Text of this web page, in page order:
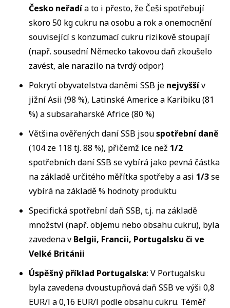
Česko neřadía to i přesto, že Češi spotřebují
skoro 50 kg cukru na osobu a rok a onemocnění
související s konzumací cukru rizikově stoupají
(např. sousední Německo takovou daň zkoušelo
zavést, ale narazilo na tvrdý odpor)
Pokrytí obyvatelstva daněmi SSB je nejvyššív
jižní Asii (98 %), Latinské Americe a Karibiku (81
%) a subsaraharské Africe (80 %)
Většina ověřených daní SSB jsouspotřební daně
(104 ze 118 tj. 88 %), přičemž íce než 1/2
spotřebních daní SSB se vybírá jako pevná částka
na základě určitého měřítka spotřeby a asi 1/3se
vybírá na základě % hodnoty produktu
Specifická spotřební daň SSB, t.j. na základě
množství (např. objemu nebo obsahu cukru), byla
zavedena v Belgii, Francii, Portugalsku či ve
Velké Británii
Úspěšný příklad Portugalska: V Portugalsku
byla zavedena dvoustupňová daň SSB ve výši 0,8
EUR/l a 0,16 EUR/l podle obsahu cukru. Téměř